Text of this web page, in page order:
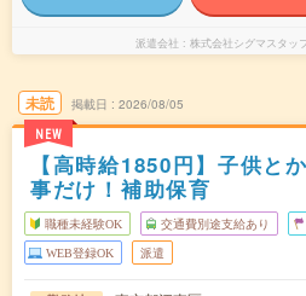
派遣会社 株式会社シグマスタ
未読
NEW
掲載日 2026/08/05
【高時給1850円】子供と
事だけ！補助保育
職種未経験OK 交通費別途支給あり
WEB登録OK 派遣